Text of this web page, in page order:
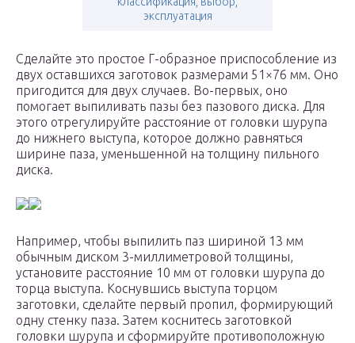
эксплуатация
Сделайте это простое Г-образное приспособление из
двух оставшихся заготовок размерами 51×76 мм. Оно
пригодится для двух случаев. Во-первых, оно
помогает выпиливать пазы без пазового диска. Для
этого отрегулируйте расстояние от головки шурупа
до нижнего выступа, которое должно равняться
ширине паза, уменьшенной на толщину пильного
диска.
Например, чтобы выпилить паз шириной 13 мм
обычным диском 3-миллиметровой толщины,
установите расстояние 10 мм от головки шурупа до
торца выступа. Коснувшись выступа торцом
заготовки, сделайте первый пропил, формирующий
одну стенку паза. Затем коснитесь заготовкой
головки шурупа и сформируйте противоположную